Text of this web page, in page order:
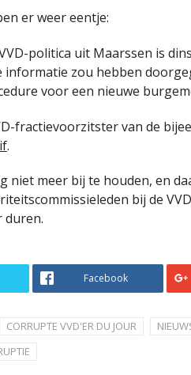
er weer eentje:
politica uit Maarssen is
zou hebben
voor een nieuwe
fractievoorzitster van de
.
niet meer bij te houden, en
bij de
duren.
Facebook
CORRUPTE VVD'ER DU JOUR